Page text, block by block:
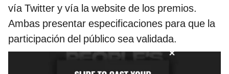
vía Twitter y vía la website de los premios.
Ambas presentar especificaciones para que la
participación del público sea validada.